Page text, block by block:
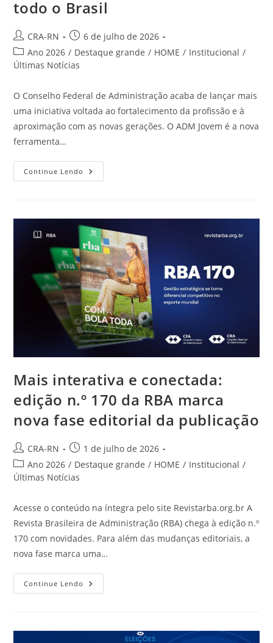
todo o Brasil
Autor
do
post:
CRA-RN
Post
publicado:
6 de julho de 2026
Categoria
do
Ano 2026 / Destaque grande / HOME / Institucional /
Últimas Notícias
O Conselho Federal de Administração acaba de lançar mais
uma iniciativa voltada ao fortalecimento da profissão e à
aproximação com as novas gerações. O ADM Jovem é a nova
ferramenta…
Continue Lendo CFA
Lança
Novas
Oportunidades
Para
Estudantes
De
Administração
Em
Todo
O
Brasil
Mais interativa e conectada:
edição n.º 170 da RBA marca
nova fase editorial da publicação
Autor
do
post:
CRA-RN
Post
publicado:
1 de julho de 2026
Categoria
do
Ano 2026 / Destaque grande / HOME / Institucional /
Últimas Notícias
Acesse o conteúdo na íntegra pelo site Revistarba.org.br A
Revista Brasileira de Administração (RBA) chega à edição n.º
170 com novidades. Para além das mudanças editoriais, a
nova fase marca uma…
Continue Lendo Mais
Interativa
170